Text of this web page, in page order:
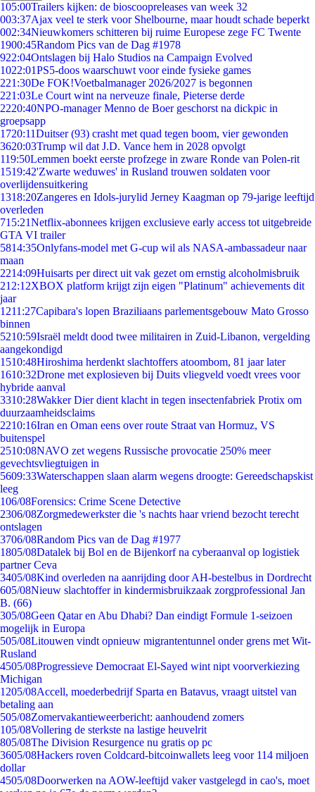
105:00Trailers kijken: de bioscoopreleases van week 32
003:37Ajax veel te sterk voor Shelbourne, maar houdt schade beperkt
002:34Nieuwkomers schitteren bij ruime Europese zege FC Twente
1900:45Random Pics van de Dag #1978
922:04Ontslagen bij Halo Studios na Campaign Evolved
1022:01PS5-doos waarschuwt voor einde fysieke games
221:30De FOK!Voetbalmanager 2026/2027 is begonnen
221:03Le Court wint na nerveuze finale, Pieterse derde
2220:40NPO-manager Menno de Boer geschorst na dickpic in
groepsapp
1720:11Duitser (93) crasht met quad tegen boom, vier gewonden
3620:03Trump wil dat J.D. Vance hem in 2028 opvolgt
119:50Lemmen boekt eerste profzege in zware Ronde van Polen-rit
1519:42'Zwarte weduwes' in Rusland trouwen soldaten voor
overlijdensuitkering
1318:20Zangeres en Idols-jurylid Jerney Kaagman op 79-jarige leeftijd
overleden
715:21Netflix-abonnees krijgen exclusieve early access tot uitgebreide
GTA VI trailer
5814:35Onlyfans-model met G-cup wil als NASA-ambassadeur naar
maan
2214:09Huisarts per direct uit vak gezet om ernstig alcoholmisbruik
212:12XBOX platform krijgt zijn eigen "Platinum" achievements dit
jaar
1211:27Capibara's lopen Braziliaans parlementsgebouw Mato Grosso
binnen
5210:59Israël meldt dood twee militairen in Zuid-Libanon, vergelding
aangekondigd
1510:48Hiroshima herdenkt slachtoffers atoombom, 81 jaar later
1610:32Drone met explosieven bij Duits vliegveld voedt vrees voor
hybride aanval
3310:28Wakker Dier dient klacht in tegen insectenfabriek Protix om
duurzaamheidsclaims
2210:16Iran en Oman eens over route Straat van Hormuz, VS
buitenspel
2510:08NAVO zet wegens Russische provocatie 250% meer
gevechtsvliegtuigen in
5609:33Waterschappen slaan alarm wegens droogte: Gereedschapskist
leeg
106/08Forensics: Crime Scene Detective
2306/08Zorgmedewerkster die 's nachts haar vriend bezocht terecht
ontslagen
3706/08Random Pics van de Dag #1977
1805/08Datalek bij Bol en de Bijenkorf na cyberaanval op logistiek
partner Ceva
3405/08Kind overleden na aanrijding door AH-bestelbus in Dordrecht
605/08Nieuw slachtoffer in kindermisbruikzaak zorgprofessional Jan
B. (66)
305/08Geen Qatar en Abu Dhabi? Dan eindigt Formule 1-seizoen
mogelijk in Europa
505/08Litouwen vindt opnieuw migrantentunnel onder grens met Wit-
Rusland
4505/08Progressieve Democraat El-Sayed wint nipt voorverkiezing
Michigan
1205/08Accell, moederbedrijf Sparta en Batavus, vraagt uitstel van
betaling aan
505/08Zomervakantieweerbericht: aanhoudend zomers
105/08Vollering de sterkste na lastige heuvelrit
805/08The Division Resurgence nu gratis op pc
3605/08Hackers roven Coldcard-bitcoinwallets leeg voor 114 miljoen
dollar
4505/08Doorwerken na AOW-leeftijd vaker vastgelegd in cao's, moet